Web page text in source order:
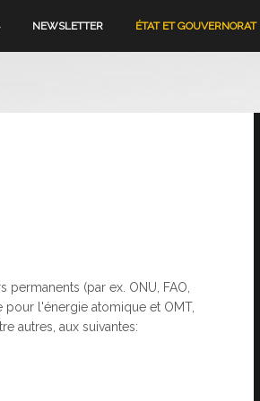
NEWSLETTER ÉTAT ET GOUVERNORAT
(par ex. ONU, FAO,
pour l'énergie atomique et OMT,
autres, aux suivantes: